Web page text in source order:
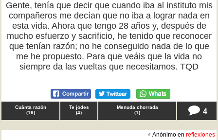
Gente, tenía que decir que cuando iba al instituto mis
compañeros me decían que no iba a lograr nada en
esta vida. Ahora que tengo 28 años y, después de
mucho esfuerzo y sacrificio, he tenido que reconocer
que tenían razón; no he conseguido nada de lo que
me he propuesto. Para que veáis que la vida no
siempre da las vueltas que necesitamos. TQD
Cuánta razón
(19)
Te jodes
(4)
Menuda chorrada
(1) 4
♂ Anónimo en reflexiones